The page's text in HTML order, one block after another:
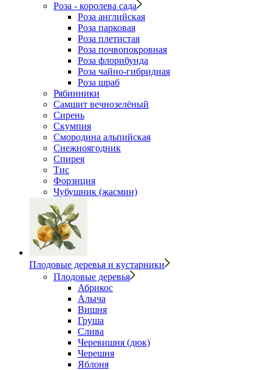
Роза - королева сада
Роза английская
Роза парковая
Роза плетистая
Роза почвопокровная
Роза флорибунда
Роза чайно-гибридная
Роза шраб
Рябинники
Самшит вечнозелёный
Сирень
Скумпия
Смородина альпийская
Снежноягодник
Спирея
Тис
Форзиция
Чубушник (жасмин)
Плодовые деревья и кустарники
Плодовые деревья
Абрикос
Алыча
Вишня
Груша
Слива
Черевишня (дюк)
Черешня
Яблоня